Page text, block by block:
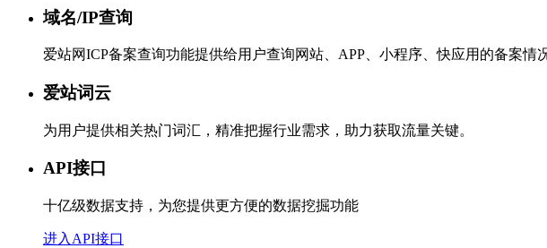
域名/IP查询
爱站网ICP备案查询功能提供给用户查询网站、APP、小程序、快应用的备案情
爱站词云
为用户提供相关热门词汇，精准把握行业需求，助力获取流量关键。
API接口
十亿级数据支持，为您提供更方便的数据挖掘功能
进入API接口